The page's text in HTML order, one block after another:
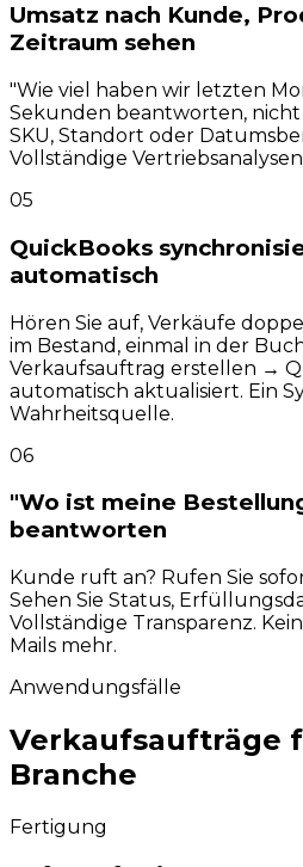
Umsatz nach Kunde,
Zeitraum sehen
"Wie viel haben wir letzten
Sekunden beantworten, nicht
SKU, Standort oder
Vollständige
05
QuickBooks
automatisch
Hören Sie auf, Verkäufe
im Bestand, einmal in der
Verkaufsauftrag erstellen →
automatisch aktualisiert. Ein
Wahrheitsquelle.
06
"Wo ist meine
beantworten
Kunde ruft an? Rufen Sie
Sehen Sie Status,
Vollständige Transparenz.
Mails mehr.
Anwendungsfälle
Verkaufsaufträge
Branche
Fertigung